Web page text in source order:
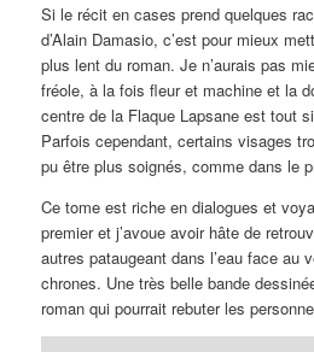
Si le récit en cases prend quelques
d’Alain Damasio, c’est pour mieux
plus lent du roman. Je n’aurais pas
fréole, à la fois fleur et machine et la
centre de la Flaque Lapsane est tout
Parfois cependant, certains visages
pu être plus soignés, comme dans le
Ce tome est riche en dialogues et
premier et j’avoue avoir hâte de
autres pataugeant dans l’eau face au
chrones. Une très belle bande
roman qui pourrait rebuter les